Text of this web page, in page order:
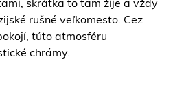
rušné veľkomesto. Cez
túto atmosféru
chrámy.